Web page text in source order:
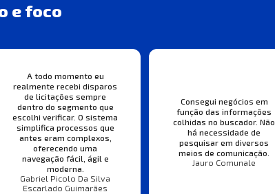
e foco
A todo momento eu
realmente recebi disparos
de licitações sempre
dentro do segmento que
escolhi verificar. O sistema
simplifica processos que
antes eram complexos,
oferecendo uma
navegação fácil, ágil e
moderna.
Gabriel Picolo Da Silva
Escarlado Guimarães
Consegui negócios em
função das informações
colhidas no buscador. Não
há necessidade de
pesquisar em diversos
meios de comunicação.
Jauro Comunale